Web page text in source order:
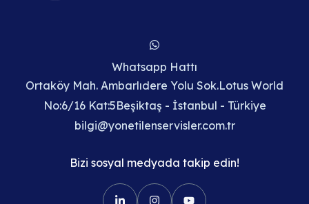
Whatsapp Hattı
Ortaköy Mah. Ambarlıdere Yolu Sok.Lotus World
No:6/16 Kat:5Beşiktaş - İstanbul - Türkiye
bilgi@yonetilenservisler.com.tr
Bizi sosyal medyada takip edin!